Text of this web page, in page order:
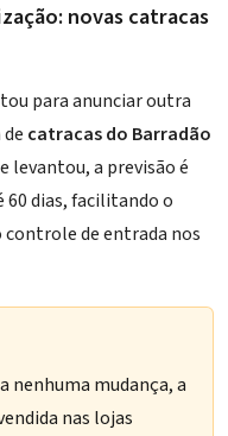
novas catracas
para anunciar outra
catracas do Barradão
levantou, a previsão é
dias, facilitando o
controle de entrada nos
nenhuma mudança, a
nas lojas